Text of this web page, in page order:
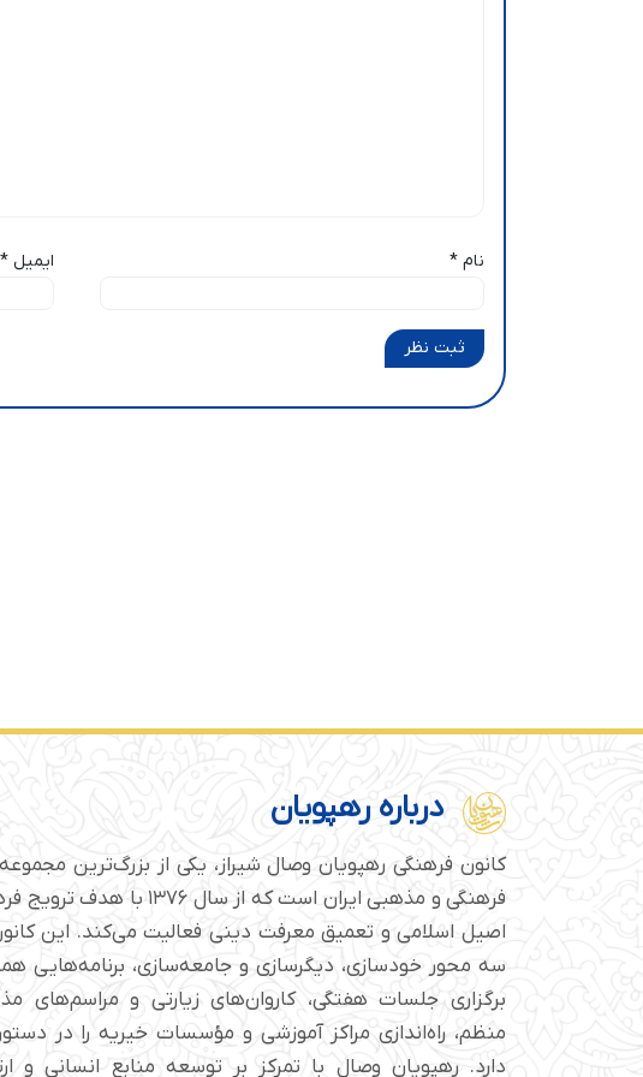
نام * ایمیل *
ثبت نظر
درباره رهپویان
کانون فرهنگی رهپویان وصال شیراز، یکی از بزرگ‌ترین
فرهنگی و مذهبی ایران است که از سال ۱۳۷۶ با
اصیل اسلامی و تعمیق معرفت دینی فعالیت می‌کند. این
سه محور خودسازی، دیگرسازی و جامعه‌سازی، برنامه‌هایی
برگزاری جلسات هفتگی، کاروان‌های زیارتی و مراسم‌های
منظم، راه‌اندازی مراکز آموزشی و مؤسسات خیریه را در
دارد. رهپویان وصال با تمرکز بر توسعه منابع انسانی و